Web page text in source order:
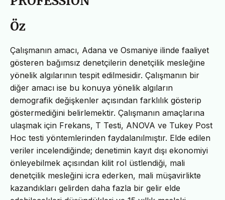
Öz
Çalışmanın amacı, Adana ve Osmaniye ilinde faaliyet
gösteren bağımsız denetçilerin denetçilik mesleğine
yönelik algılarının tespit edilmesidir. Çalışmanın bir
diğer amacı ise bu konuya yönelik algıların
demografik değişkenler açısından farklılık gösterip
göstermediğini belirlemektir. Çalışmanın amaçlarına
ulaşmak için Frekans, T Testi, ANOVA ve Tukey Post
Hoc testi yöntemlerinden faydalanılmıştır. Elde edilen
veriler incelendiğinde; denetimin kayıt dışı ekonomiyi
önleyebilmek açısından kilit rol üstlendiği, mali
denetçilik mesleğini icra ederken, mali müşavirlikte
kazandıkları gelirden daha fazla bir gelir elde